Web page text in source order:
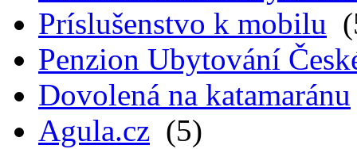
Príslušenstvo k mobilu
Penzion Ubytování
Dovolená na katamaránu
Agula.cz (5)